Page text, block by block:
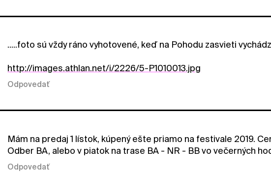
.....foto sú vždy ráno vyhotovené, keď na Pohodu zasvieti
http://images.athlan.net/i/2226/5-P1010013.jpg
Odpovedať
Mám na predaj 1 lístok, kúpený ešte priamo na festivale 2019.
Odber BA, alebo v piatok na trase BA - NR - BB vo večerných
Odpovedať